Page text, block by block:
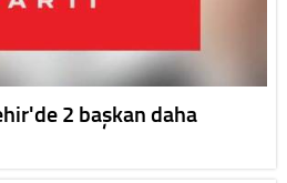
2 başkan daha